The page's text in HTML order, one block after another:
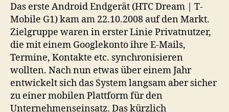
Das erste Android Endgerät (HTC Dream | T-
Mobile G1) kam am 22.10.2008 auf den Markt.
Zielgruppe waren in erster Linie Privatnutzer,
die mit einem Googlekonto ihre E-Mails,
Termine, Kontakte etc. synchronisieren
wollten. Nach nun etwas über einem Jahr
entwickelt sich das System langsam aber sicher
zu einer mobilen Plattform für den
Unternehmenseinsatz. Das kürzlich